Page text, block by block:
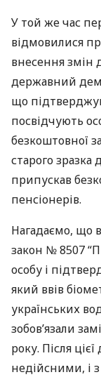
У той же час
відмовилися
внесення змін
державний
що
посвідчують
безкоштовної
старого зразка
припускав
пенсіонерів.
Нагадаємо, що
закон № 8507
особу і
який ввів
українських
зобов’язали
року. Після
недійсними, і